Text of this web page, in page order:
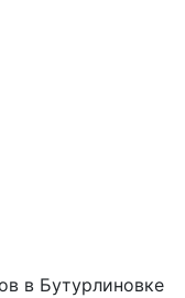
в Бутурлиновке